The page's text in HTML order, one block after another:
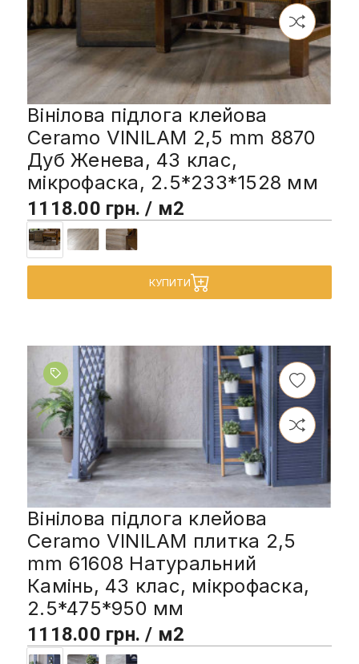
Вінілова підлога клейова
Ceramo VINILAM 2,5 mm 8870
Дуб Женева, 43 клас,
мікрофаска, 2.5*233*1528 мм
1118.00 грн. / м2
КУПИТИ
Вінілова підлога клейова
Ceramo VINILAM плитка 2,5
mm 61608 Натуральний
Камінь, 43 клас, мікрофаска,
2.5*475*950 мм
1118.00 грн. / м2